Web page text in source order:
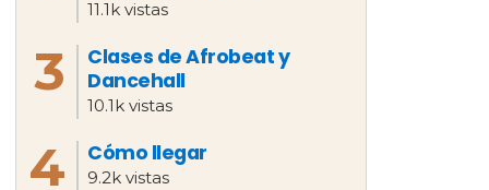
11.1k vistas
Clases de Afrobeat y
Dancehall
10.1k vistas
Cómo llegar
9.2k vistas